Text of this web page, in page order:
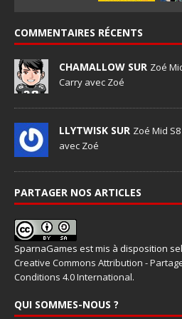
COMMENTAIRES RÉCENTS
CHAMALLOW SUR Zoé
Carry avec Zoé
LLYTWISK SUR Zoé Mid
avec Zoé
PARTAGER NOS ARTICLES
SparnaGames est mis à disposition
Creative Commons Attribution -
Conditions 4.0 International.
QUI SOMMES-NOUS ?